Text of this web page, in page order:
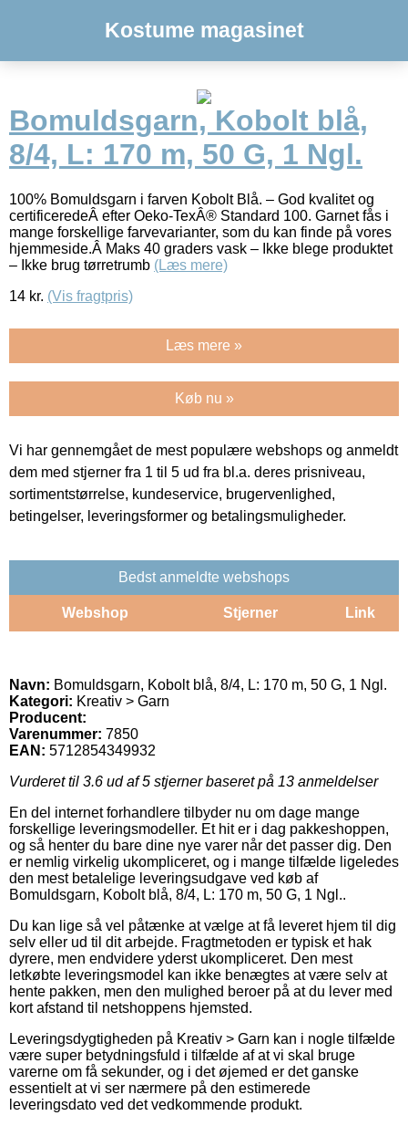
Kostume magasinet
Bomuldsgarn, Kobolt blå,
8/4, L: 170 m, 50 G, 1 Ngl.
100% Bomuldsgarn i farven Kobolt Blå. – God kvalitet og
certificeredeÂ efter Oeko-TexÂ® Standard 100. Garnet fås i
mange forskellige farvevarianter, som du kan finde på vores
hjemmeside.Â Maks 40 graders vask – Ikke blege produktet
– Ikke brug tørretrumb (Læs mere)
14 kr. (Vis fragtpris)
Læs mere »
Køb nu »
Vi har gennemgået de mest populære webshops og anmeldt
dem med stjerner fra 1 til 5 ud fra bl.a. deres prisniveau,
sortimentstørrelse, kundeservice, brugervenlighed,
betingelser, leveringsformer og betalingsmuligheder.
Bedst anmeldte webshops
Webshop Stjerner Link
Navn: Bomuldsgarn, Kobolt blå, 8/4, L: 170 m, 50 G, 1 Ngl.
Kategori: Kreativ > Garn
Producent:
Varenummer: 7850
EAN: 5712854349932
Vurderet til 3.6 ud af 5 stjerner baseret på 13 anmeldelser
En del internet forhandlere tilbyder nu om dage mange
forskellige leveringsmodeller. Et hit er i dag pakkeshoppen,
og så henter du bare dine nye varer når det passer dig. Den
er nemlig virkelig ukompliceret, og i mange tilfælde ligeledes
den mest betalelige leveringsudgave ved køb af
Bomuldsgarn, Kobolt blå, 8/4, L: 170 m, 50 G, 1 Ngl..
Du kan lige så vel påtænke at vælge at få leveret hjem til dig
selv eller ud til dit arbejde. Fragtmetoden er typisk et hak
dyrere, men endvidere yderst ukompliceret. Den mest
letkøbte leveringsmodel kan ikke benægtes at være selv at
hente pakken, men den mulighed beroer på at du lever med
kort afstand til netshoppens hjemsted.
Leveringsdygtigheden på Kreativ > Garn kan i nogle tilfælde
være super betydningsfuld i tilfælde af at vi skal bruge
varerne om få sekunder, og i det øjemed er det ganske
essentielt at vi ser nærmere på den estimerede
leveringsdato ved det vedkommende produkt.